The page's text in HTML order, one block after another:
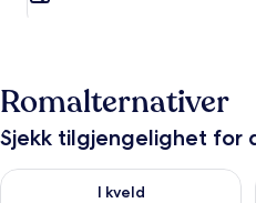
Romalternativer
Sjekk tilgjengelighet for
I kveld
Sjekk tilgjengelighet for i kveld,